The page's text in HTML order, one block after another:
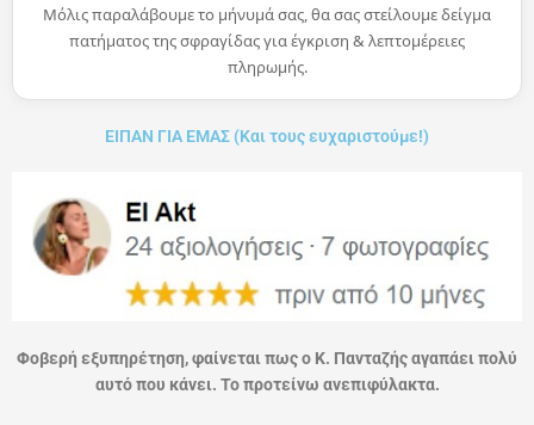
Μόλις παραλάβουμε το μήνυμά σας, θα σας στείλουμε δείγμα
πατήματος της σφραγίδας για έγκριση & λεπτομέρειες
πληρωμής.
ΕΙΠΑΝ ΓΙΑ ΕΜΑΣ (Και τους ευχαριστούμε!)
Φοβερή εξυπηρέτηση, φαίνεται πως ο Κ. Πανταζής αγαπάει πολύ
αυτό που κάνει. Το προτείνω ανεπιφύλακτα.